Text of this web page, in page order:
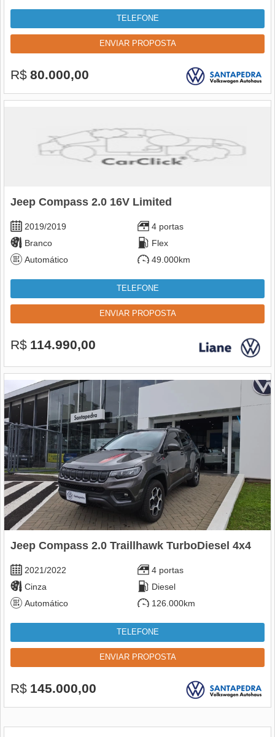
TELEFONE
ENVIAR PROPOSTA
R$ 80.000,00
Jeep Compass 2.0 16V Limited
2019/2019
4 portas
Branco
Flex
Automático
49.000km
TELEFONE
ENVIAR PROPOSTA
R$ 114.990,00
Jeep Compass 2.0 Traillhawk TurboDiesel 4x4
2021/2022
4 portas
Cinza
Diesel
Automático
126.000km
TELEFONE
ENVIAR PROPOSTA
R$ 145.000,00